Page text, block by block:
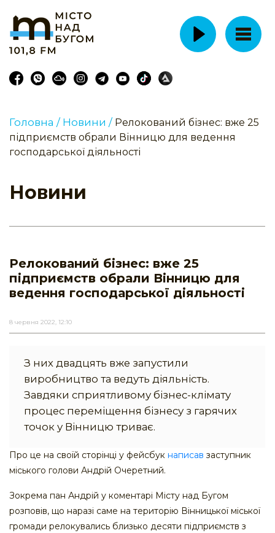
Головна / Новини / Релокований бізнес: вже 25
підприємств обрали Вінницю для ведення
господарської діяльності
Новини
Релокований бізнес: вже 25
підприємств обрали Вінницю для
ведення господарської діяльності
8 червня 2022, 12:10
З них двадцять вже запустили
виробництво та ведуть діяльність.
Завдяки сприятливому бізнес-клімату
процес переміщення бізнесу з гарячих
точок у Вінницю триває.
Про це на своїй сторінці у фейсбук написав заступник
міського голови Андрій Очеретний.
Зокрема пан Андрій у коментарі Місту над Бугом
розповів, що наразі саме на територію Вінницької міської
громади релокувались близько десяти підприємств з